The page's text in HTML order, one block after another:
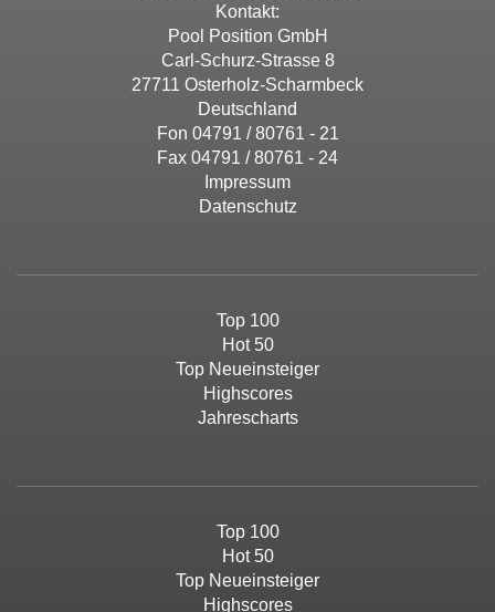
Kontakt:
Pool Position GmbH
Carl-Schurz-Strasse 8
27711 Osterholz-Scharmbeck
Deutschland
Fon 04791 / 80761 - 21
Fax 04791 / 80761 - 24
Impressum
Datenschutz
Top 100
Hot 50
Top Neueinsteiger
Highscores
Jahrescharts
Top 100
Hot 50
Top Neueinsteiger
Highscores